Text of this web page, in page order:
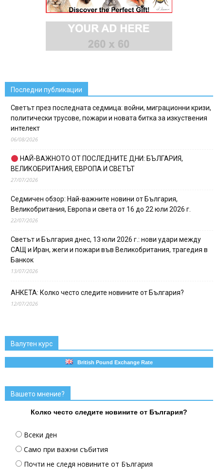
Последни публикации
Светът през последната седмица: войни, миграционни кризи,
политически трусове, пожари и новата битка за изкуствения
интелект
06/08/2026
НАЙ-ВАЖНОТО ОТ ПОСЛЕДНИТЕ ДНИ: БЪЛГАРИЯ,
ВЕЛИКОБРИТАНИЯ, ЕВРОПА И СВЕТЪТ
27/07/2026
Седмичен обзор: Най-важните новини от България,
Великобритания, Европа и света от 16 до 22 юли 2026 г.
22/07/2026
Светът и България днес, 13 юли 2026 г.: нови удари между
САЩ и Иран, жеги и пожари във Великобритания, трагедия в
Банкок
13/07/2026
АНКЕТА: Колко често следите новините от България?
12/07/2026
Валутен курс
British Pound Exchange Rate
Вашето мнение?
Колко често следите новините от България?
Всеки ден
Само при важни събития
Почти не следя новините от България